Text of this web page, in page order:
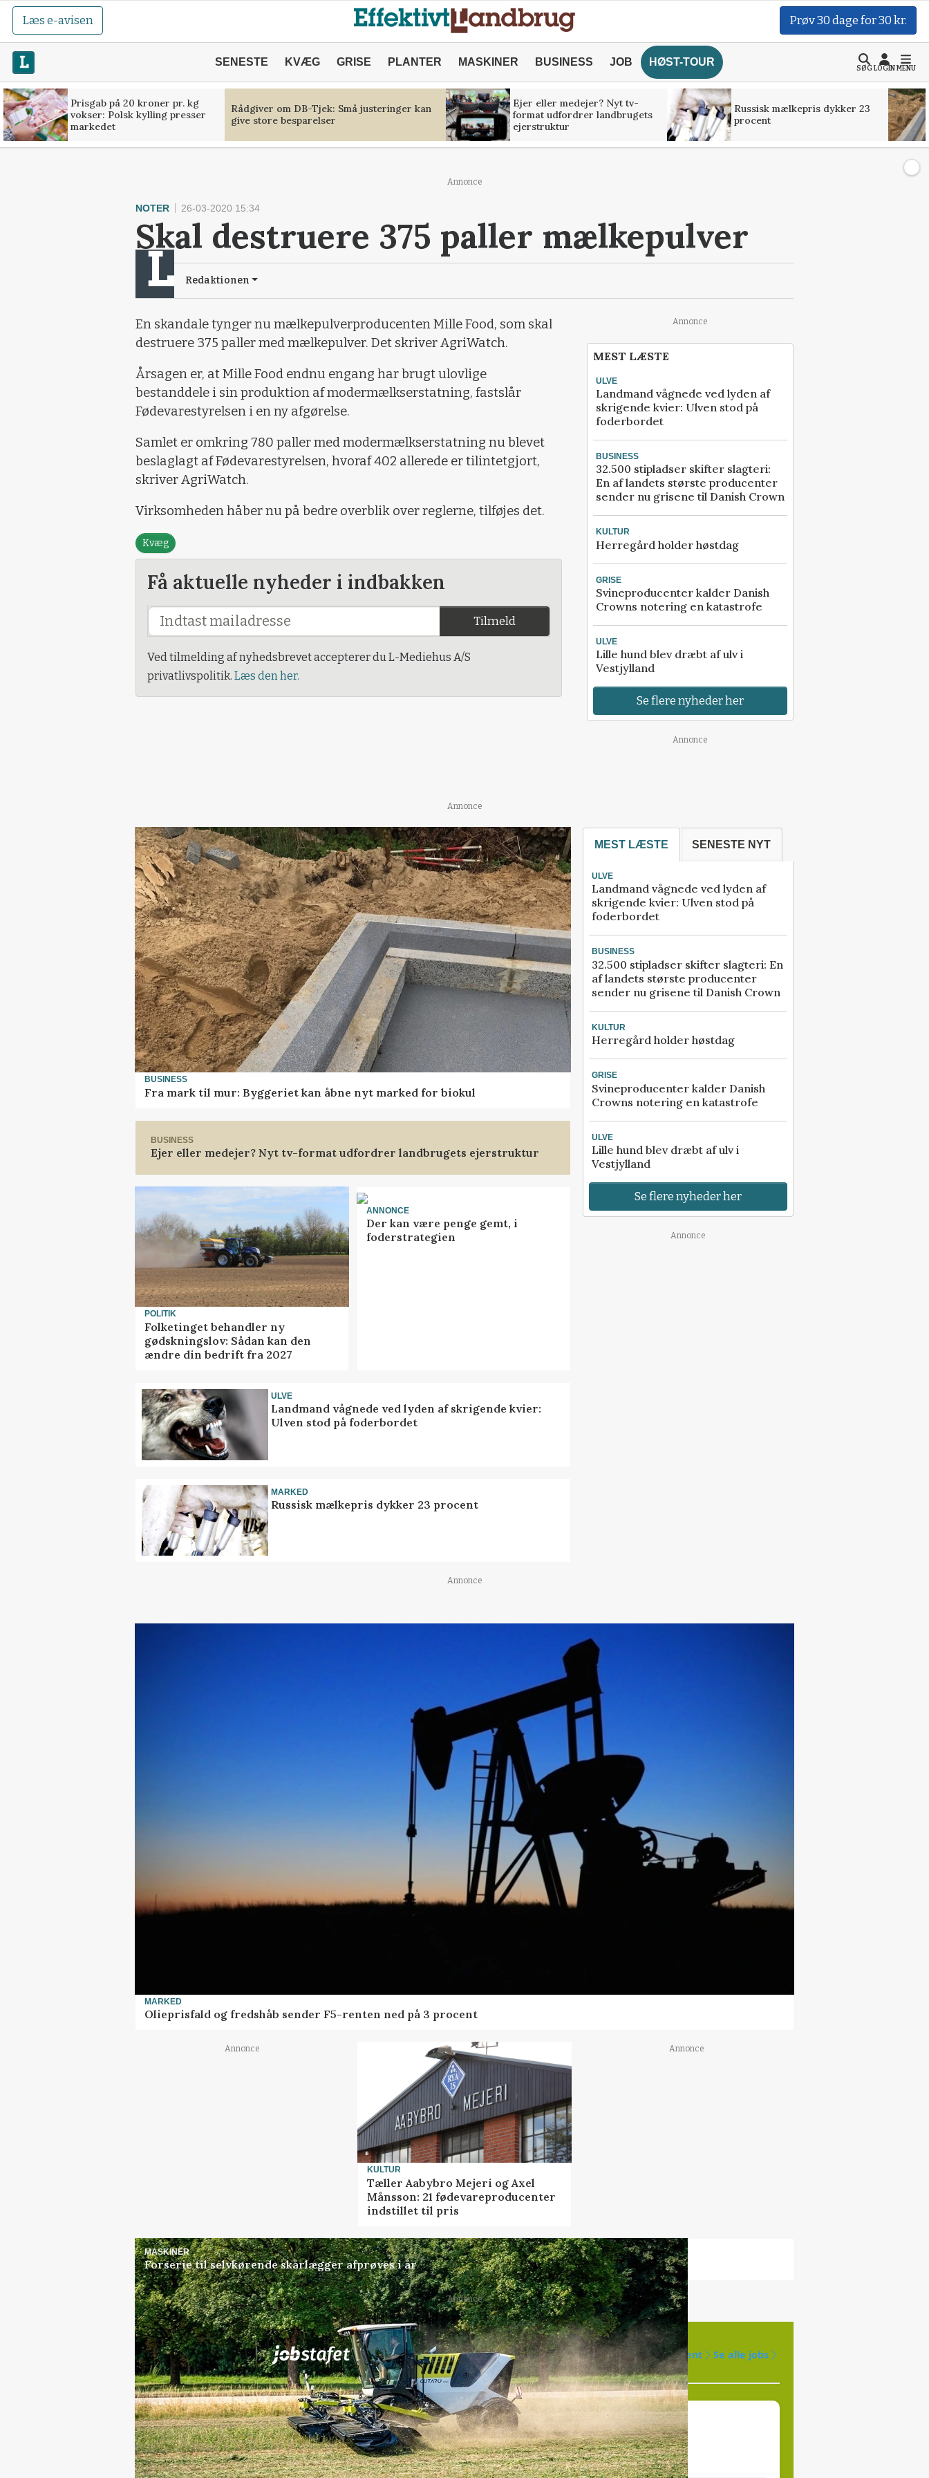
Læs e-avisen Prøv 30 dage for 30 kr.
SENESTE KVÆG GRISE PLANTER MASKINER BUSINESS JOB HØST-TOUR
SØGLOGINMENU
Prisgab på 20 kroner pr. kg
vokser: Polsk kylling presser
markedet
Rådgiver om DB-Tjek: Små justeringer kan
give store besparelser
Ejer eller medejer? Nyt tv-
format udfordrer landbrugets
ejerstruktur
Russisk mælkepris dykker 23
procent
Annonce
NOTER 26-03-2020 15:34
Skal destruere 375 paller mælkepulver
Redaktionen
En skandale tynger nu mælkepulverproducenten Mille Food, som skal
destruere 375 paller med mælkepulver. Det skriver AgriWatch.
Årsagen er, at Mille Food endnu engang har brugt ulovlige
bestanddele i sin produktion af modermælkserstatning, fastslår
Fødevarestyrelsen i en ny afgørelse.
Samlet er omkring 780 paller med modermælkserstatning nu blevet
beslaglagt af Fødevarestyrelsen, hvoraf 402 allerede er tilintetgjort,
skriver AgriWatch.
Virksomheden håber nu på bedre overblik over reglerne, tilføjes det.
Kvæg
Få aktuelle nyheder i indbakken
Tilmeld
Ved tilmelding af nyhedsbrevet accepterer du L-Mediehus A/S
privatlivspolitik. Læs den her.
Annonce
MEST LÆSTE
ULVE
Landmand vågnede ved lyden af
skrigende kvier: Ulven stod på
foderbordet
BUSINESS
32.500 stipladser skifter slagteri:
En af landets største producenter
sender nu grisene til Danish Crown
KULTUR
Herregård holder høstdag
GRISE
Svineproducenter kalder Danish
Crowns notering en katastrofe
ULVE
Lille hund blev dræbt af ulv i
Vestjylland
Se flere nyheder her
Annonce
Annonce
BUSINESS
Fra mark til mur: Byggeriet kan åbne nyt marked for biokul
BUSINESS
Ejer eller medejer? Nyt tv-format udfordrer landbrugets ejerstruktur
POLITIK
Folketinget behandler ny
gødskningslov: Sådan kan den
ændre din bedrift fra 2027
ANNONCE
Der kan være penge gemt, i
foderstrategien
ULVE
Landmand vågnede ved lyden af skrigende kvier:
Ulven stod på foderbordet
MARKED
Russisk mælkepris dykker 23 procent
MEST LÆSTE SENESTE NYT
ULVE
Landmand vågnede ved lyden af
skrigende kvier: Ulven stod på
foderbordet
BUSINESS
32.500 stipladser skifter slagteri: En
af landets største producenter
sender nu grisene til Danish Crown
KULTUR
Herregård holder høstdag
GRISE
Svineproducenter kalder Danish
Crowns notering en katastrofe
ULVE
Lille hund blev dræbt af ulv i
Vestjylland
Se flere nyheder her
Annonce
Annonce
MARKED
Olieprisfald og fredshåb sender F5-renten ned på 3 procent
Annonce
KULTUR
Tæller Aabybro Mejeri og Axel
Månsson: 21 fødevareproducenter
indstillet til pris
Annonce
MASKINER
Forserie til selvkørende skårlægger afprøves i år
Annonce
Jobsi samarbejde med 77ledige stillinger Opret agent Se alle jobs
Elevplads tilbydes ved Ringkøbing / Trainee
placement Ringkøbing
Grise
Rørlægger / håndmand søges til
dræn/entreprenørarbejde.
Anlæg Kloak